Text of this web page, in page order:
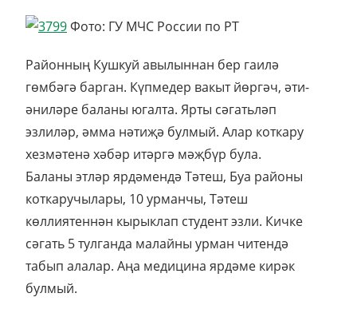
Фото: ГУ МЧС России по РТ
Районның Кушкуй авылыннан бер гаилә
гөмбәгә барган. Күпмедер вакыт йөргәч, әти-
әниләре баланы югалта. Ярты сәгатьләп
эзлиләр, әмма нәтиҗә булмый. Алар коткару
хезмәтенә хәбәр итәргә мәҗбүр була.
Баланы этләр ярдәмендә Тәтеш, Буа районы
коткаручылары, 10 урманчы, Тәтеш
көллиятеннән кырыклап студент эзли. Кичке
сәгать 5 тулганда малайны урман читендә
табып алалар. Аңа медицина ярдәме кирәк
булмый.